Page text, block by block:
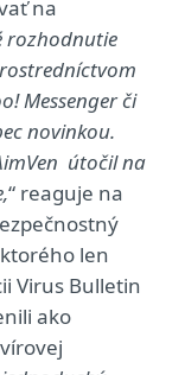
na
rozhodnutie
Messenger či
novinkou.
útočil na
“ reaguje na
len
Virus Bulletin
ako